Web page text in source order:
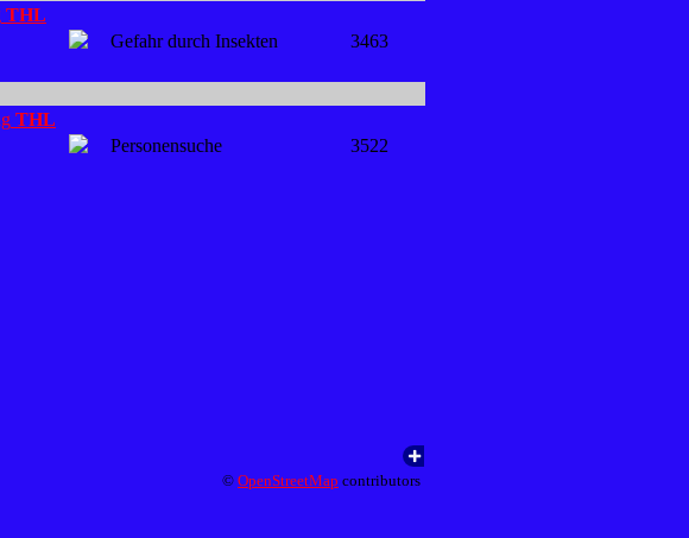
THL
Gefahr durch Insekten 3463
THL
Personensuche 3522
© OpenStreetMap contributors